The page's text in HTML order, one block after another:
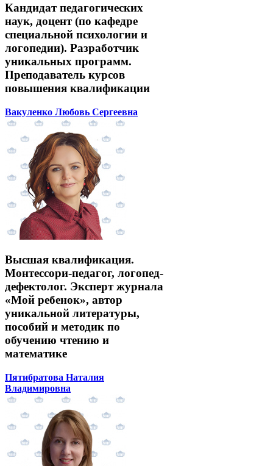
Кандидат педагогических
наук, доцент (по кафедре
специальной психологии и
логопедии). Разработчик
уникальных программ.
Преподаватель курсов
повышения квалификации
Вакуленко Любовь Сергеевна
Высшая квалификация.
Монтессори-педагог, логопед-
дефектолог. Эксперт журнала
«Мой ребенок», автор
уникальной литературы,
пособий и методик по
обучению чтению и
математике
Пятибратова Наталия
Владимировна